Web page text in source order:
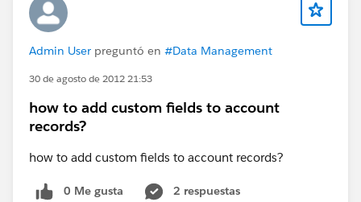
Admin User preguntó en #Data Management
30 de agosto de 2012 21:53
how to add custom fields to account
records?
how to add custom fields to account records?
0 Me gusta
2 respuestas